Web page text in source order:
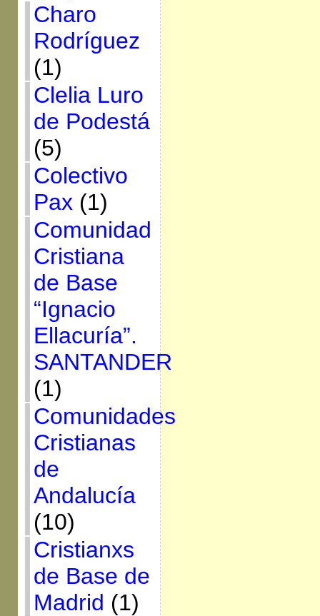
Charo
Rodríguez
(1)
Clelia Luro
de Podestá
(5)
Colectivo
Pax (1)
Comunidad
Cristiana
de Base
“Ignacio
Ellacuría”.
SANTANDER
(1)
Comunidades
Cristianas
de
Andalucía
(10)
Cristianxs
de Base de
Madrid (1)